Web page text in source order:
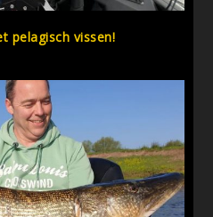
pelagisch vissen!